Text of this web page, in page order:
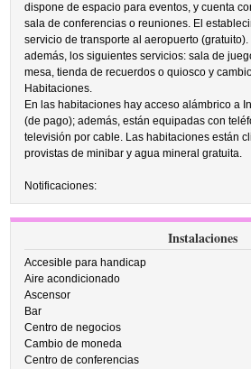
dispone de espacio para eventos, y cuenta
sala de conferencias o reuniones. El
servicio de transporte al aeropuerto
además, los siguientes servicios: sala de
mesa, tienda de recuerdos o quiosco y
Habitaciones.
En las habitaciones hay acceso alámbrico a
(de pago); además, están equipadas con
televisión por cable. Las habitaciones están
provistas de minibar y agua mineral gratuita.
Notificaciones:
Instalaciones
Accesible para handicap
Aire acondicionado
Ascensor
Bar
Centro de negocios
Cambio de moneda
Centro de conferencias